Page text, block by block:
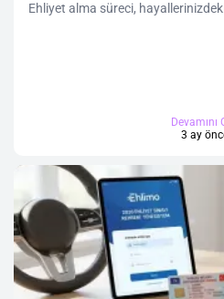
Ehliyet alma süreci,
Devamını
3 ay